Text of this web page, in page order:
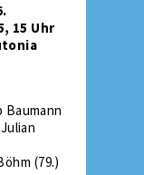
15 Uhr
Baumann
(79.)